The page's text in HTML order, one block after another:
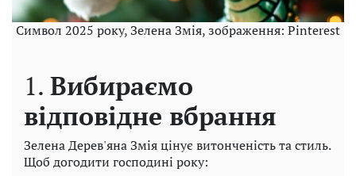
Символ 2025 року, Зелена Змія, зображення: Pinterest
1. Вибираємо
відповідне вбрання
Зелена Дерев'яна Змія цінує витонченість та стиль.
Щоб догодити господині року: